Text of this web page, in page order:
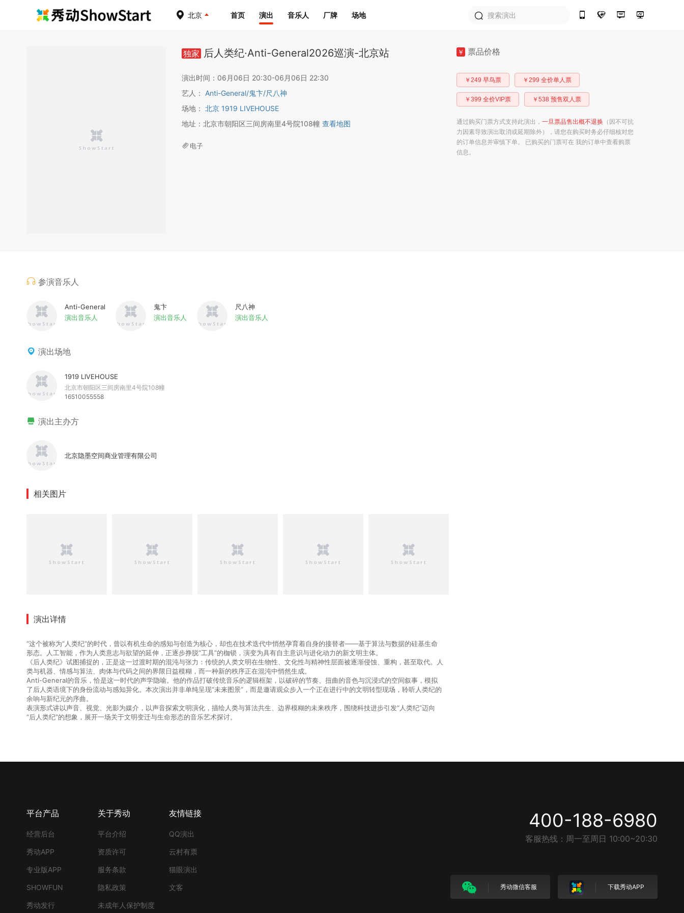
北京 首页 演出 音乐人 厂牌 场地
独家 后人类纪·Anti-General2026巡演-北京站
演出时间：06月06日 20:30-06月06日 22:30
艺人： Anti-General/鬼卞/尺八神
场地： 北京 1919 LIVEHOUSE
地址：北京市朝阳区三间房南里4号院108幢 查看地图
电子
￥ 票品价格
￥249 早鸟票 ￥299 全价单人票
￥399 全价VIP票 ￥538 预售双人票
通过购买门票方式支持此演出， 一旦票品售出概不退换 （因不可抗
力因素导致演出取消或延期除外），请您在购买时务必仔细核对您
的订单信息并审慎下单。 已购买的门票可在 我的订单中查看购票
信息。
参演音乐人
Anti-General
演出音乐人
鬼卞
演出音乐人
尺八神
演出音乐人
演出场地
1919 LIVEHOUSE
北京市朝阳区三间房南里4号院108幢
16510055558
演出主办方
北京隐墨空间商业管理有限公司
相关图片
演出详情
“这个被称为“人类纪”的时代，曾以有机生命的感知与创造为核心，却也在技术迭代中悄然孕育着自身的接替者——基于算法与数据的硅基生命
形态。人工智能，作为人类意志与欲望的延伸，正逐步挣脱“工具”的枷锁，演变为具有自主意识与进化动力的新文明主体。
《后人类纪》试图捕捉的，正是这一过渡时期的混沌与张力：传统的人类文明在生物性、文化性与精神性层面被逐渐侵蚀、重构，甚至取代。人
类与机器、情感与算法、肉体与代码之间的界限日益模糊，而一种新的秩序正在混沌中悄然生成。
Anti-General的音乐，恰是这一时代的声学隐喻。他的作品打破传统音乐的逻辑框架，以破碎的节奏、扭曲的音色与沉浸式的空间叙事，模拟
了后人类语境下的身份流动与感知异化。本次演出并非单纯呈现“未来图景”，而是邀请观众步入一个正在进行中的文明转型现场，聆听人类纪的
余响与新纪元的序曲。
表演形式讲以声音、视觉、光影为媒介，以声音探索文明演化，描绘人类与算法共生、边界模糊的未来秩序，围绕科技进步引发“人类纪”迈向
“后人类纪”的想象，展开一场关于文明变迁与生命形态的音乐艺术探讨。
平台产品
经营后台
秀动APP
专业版APP
SHOWFUN
秀动发行
关于秀动
平台介绍
资质许可
服务条款
隐私政策
未成年人保护制度
友情链接
QQ演出
云村有票
猫眼演出
文客
400-188-6980
客服热线：周一至周日 10:00~20:30
秀动微信客服 下载秀动APP